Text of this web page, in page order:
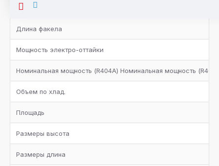
Вентилятор
Длина факела
Мощность электро-оттайки
Номинальная мощность (R404A) Номинальная мощность
Объем по хлад.
Площадь
Размеры высота
Размеры длина